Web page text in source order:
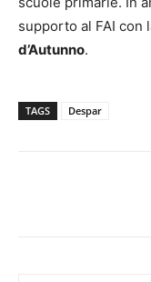
supporto al FAI con
d’Autunno.
TAGS Despar